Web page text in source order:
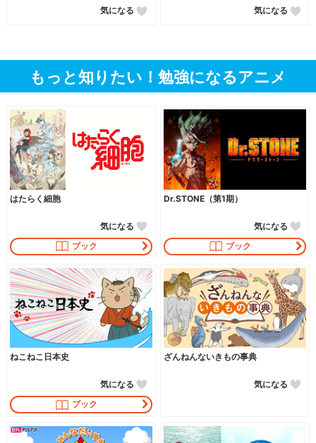
気になる
気になる
もっと知りたい！勉強になるアニメ
はたらく細胞
ブック
気になる
Dr.STONE（第1期）
ブック
気になる
ねこねこ日本史
ブック
気になる
ざんねんないきもの事典
気になる